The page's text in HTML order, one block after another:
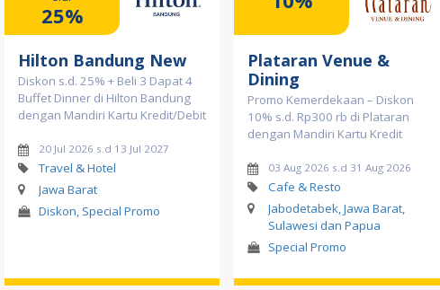
25%
Hilton Bandung New
Diskon s.d. 25% + Beli 3 Dapat 4
Buffet Dinner di Hilton Bandung
dengan Mandiri Kartu Kredit/Debit
20 Jul 2026 s.d 13 Jul 2027
Travel & Hotel
Jawa Barat
Diskon, Special Promo
Plataran Venue &
Dining
Promo Kemerdekaan – Diskon
10% s.d. Rp300 rb di Plataran
dengan Mandiri Kartu Kredit
03 Aug 2026 s.d 31 Aug 2026
Cafe & Resto
Jabodetabek, Jawa Barat,
Sulawesi dan Papua
Special Promo